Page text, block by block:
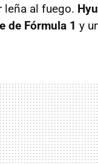
leña al fuego.
de Fórmula 1 y